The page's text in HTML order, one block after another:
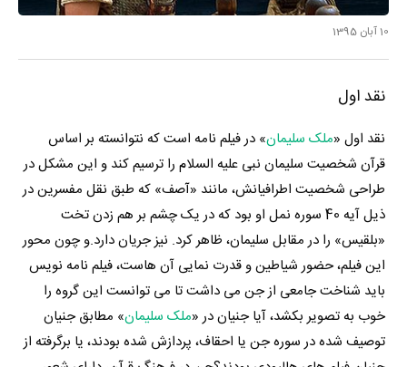
10 آبان 1395
نقد اول
نقد اول «ملک سلیمان» در فیلم نامه است که نتوانسته بر اساس
قرآن شخصیت سلیمان نبی علیه السلام را ترسیم کند و این مشکل در
طراحی شخصیت اطرافیانش، مانند «آصف» که طبق نقل مفسرین در
ذیل آیه 40 سوره نمل او بود که در یک چشم بر هم زدن تخت
«بلقیس» را در مقابل سلیمان، ظاهر کرد. نیز جریان دارد.و چون محور
این فیلم، حضور شیاطین و قدرت نمایی آن هاست، فیلم نامه نویس
باید شناخت جامعی از جن می داشت تا می توانست این گروه را
خوب به تصویر بکشد، آیا جنیان در «ملک سلیمان» مطابق جنیان
توصیف شده در سوره جن یا احقاف، پردازش شده بودند، یا برگرفته از